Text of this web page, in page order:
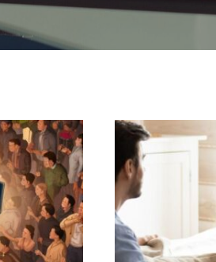
משלב
גבוה:
האמנם
יש
בו
צורך?